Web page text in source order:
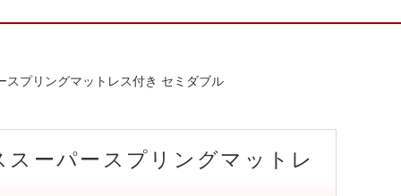
プリングマットレス付き セミダブル
ーパースプリングマットレ